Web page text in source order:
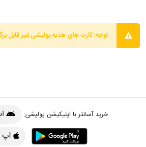
توجه:کارت های هدیه پولیشی غیر قابل
خرید آسانتر با اپلیکیشن پولیشی:
اپ iOS